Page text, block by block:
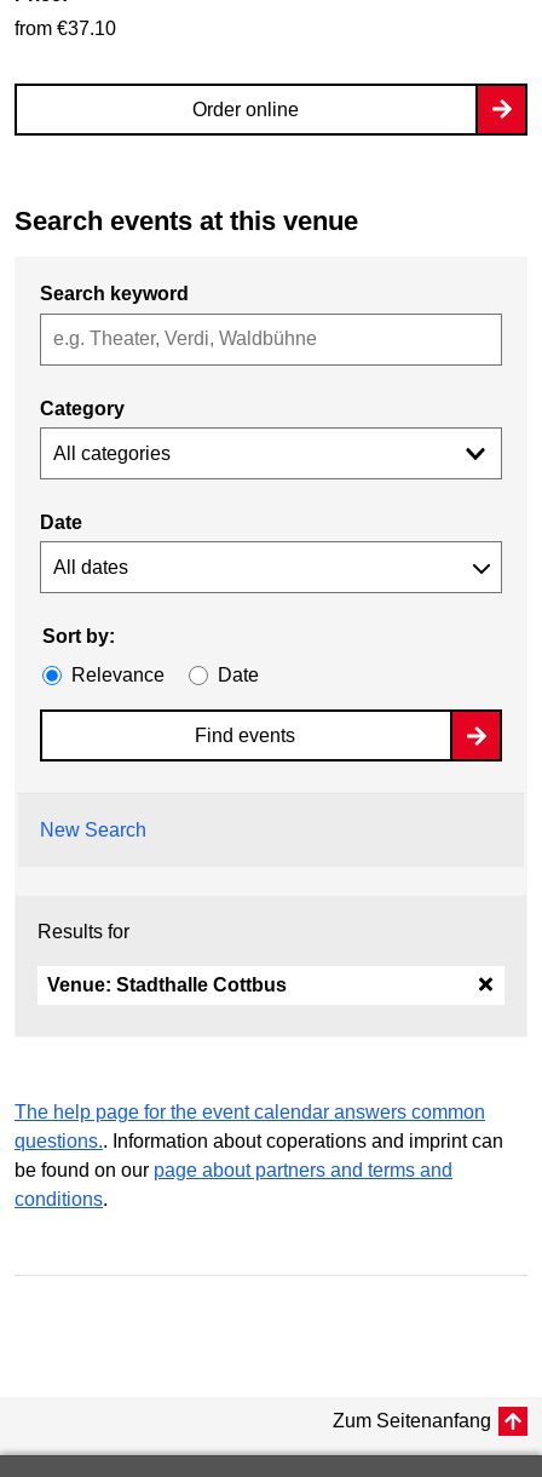
from €37.10
Order online
Search events at this venue
Search keyword
Category
All categories
Date
Sort by:
Relevance
Date
Find events
New Search
Results for
Venue: Stadthalle Cottbus
The help page for the event calendar answers common
questions.. Information about coperations and imprint can
be found on our page about partners and terms and
conditions.
Zum Seitenanfang